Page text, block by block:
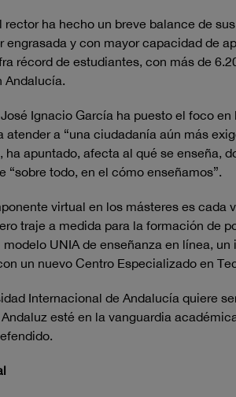
rector ha hecho un breve balance de
engrasada y con mayor capacidad de
récord de estudiantes, con más de
Andalucía.
Ignacio García ha puesto el foco
atender a “una ciudadanía aún más
ha apuntado, afecta al qué se enseña,
“sobre todo, en el cómo enseñamos”.
virtual en los másteres es
traje a medida para la formación de
UNIA de enseñanza en línea,
un nuevo Centro Especializado en
Internacional de Andalucía quiere
esté en la vanguardia